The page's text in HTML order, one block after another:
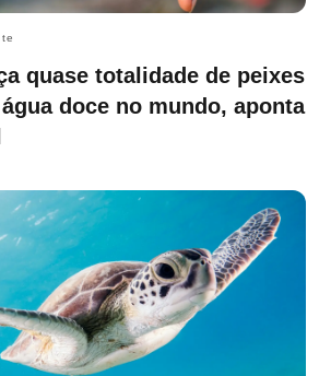
quase totalidade de peixes
doce no mundo, aponta